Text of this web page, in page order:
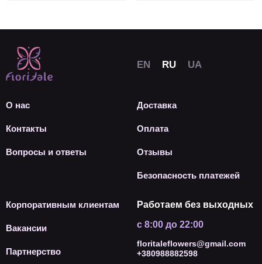
О нас
Контакты
Вопросы и ответы
Доставка
Оплата
Отзывы
Безопасность платежей
Корпоративным клиентам
Вакансии
Партнерство
Работаем без выходных
с 8:00 до 22:00
floritaleflowers@gmail.com
+380988882598